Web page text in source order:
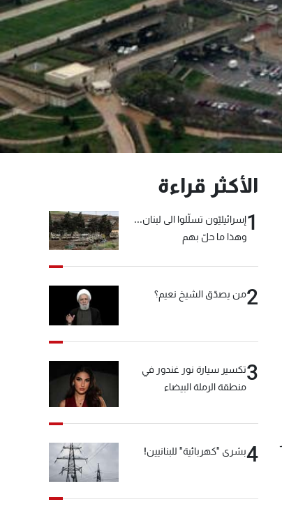
الأكثر قراءة
1إسرائيليّون تسلّلوا الى لبنان...
وهذا ما حلّ بهم
2من يصدّق الشيخ نعيم؟
3تكسير سيارة نور غندور في
منطقة الرملة البيضاء
4بشرى "كهربائية" للبنانيين!